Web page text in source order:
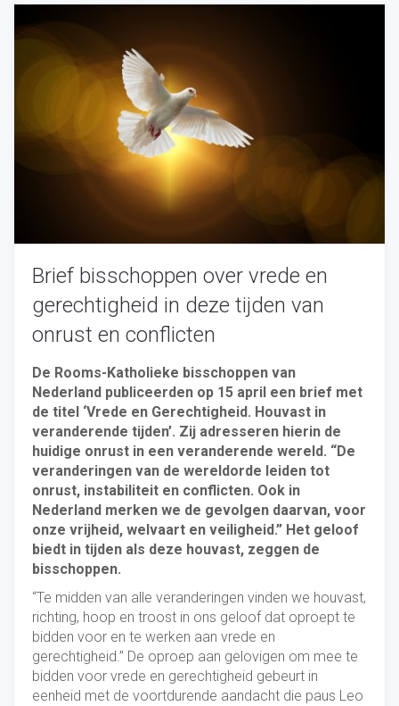
Brief bisschoppen over vrede en
gerechtigheid in deze tijden van
onrust en conflicten
De Rooms-Katholieke bisschoppen van
Nederland publiceerden op 15 april een brief met
de titel ‘Vrede en Gerechtigheid. Houvast in
veranderende tijden’. Zij adresseren hierin de
huidige onrust in een veranderende wereld. “De
veranderingen van de wereldorde leiden tot
onrust, instabiliteit en conflicten. Ook in
Nederland merken we de gevolgen daarvan, voor
onze vrijheid, welvaart en veiligheid.” Het geloof
biedt in tijden als deze houvast, zeggen de
bisschoppen.
“Te midden van alle veranderingen vinden we houvast,
richting, hoop en troost in ons geloof dat oproept te
bidden voor en te werken aan vrede en
gerechtigheid.” De oproep aan gelovigen om mee te
bidden voor vrede en gerechtigheid gebeurt in
eenheid met de voortdurende aandacht die paus Leo